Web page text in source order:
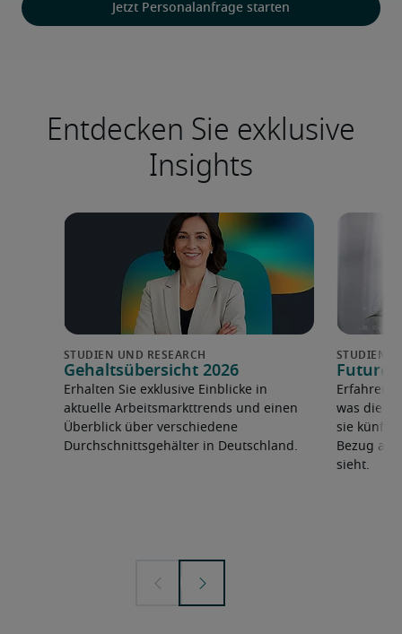
Jetzt Personalanfrage starten
Entdecken Sie exklusive
Insights
Gehaltsübersicht 2026
Erhalten Sie exklusive Einblicke in
aktuelle Arbeitsmarkttrends und einen
Überblick über verschiedene
Durchschnittsgehälter in Deutschland.
Future
Erfahren
was die
sie
Bezug
sieht.